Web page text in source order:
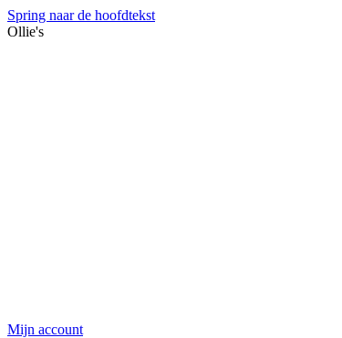
Spring naar de hoofdtekst
Ollie's
Mijn account